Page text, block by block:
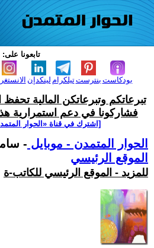
تابعونا على:
لينكدإن تيلكرامبنترست بودكاست
تبرعاتكم وتبرعاتكن المالية تحفظ
فشاركونا في دعم استمرارية
[اشترك في قناة ‫«الحوار
الحوار المتمدن - موبايل -
الموقع الرئيسي
للمزيد - الموقع الرئيسي للكاتب-ة